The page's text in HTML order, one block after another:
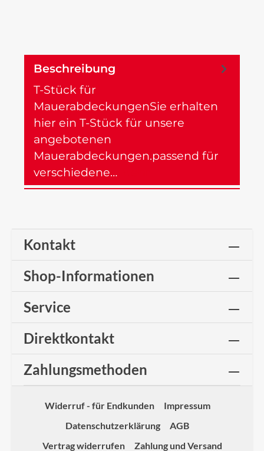
Beschreibung
T-Stück für
MauerabdeckungenSie erhalten
hier ein T-Stück für unsere
angebotenen
Mauerabdeckungen.passend für
verschiedene…
Kontakt
Shop-Informationen
Service
Direktkontakt
Zahlungsmethoden
Widerruf - für Endkunden
Impressum
Datenschutzerklärung
AGB
Vertrag widerrufen
Zahlung und Versand